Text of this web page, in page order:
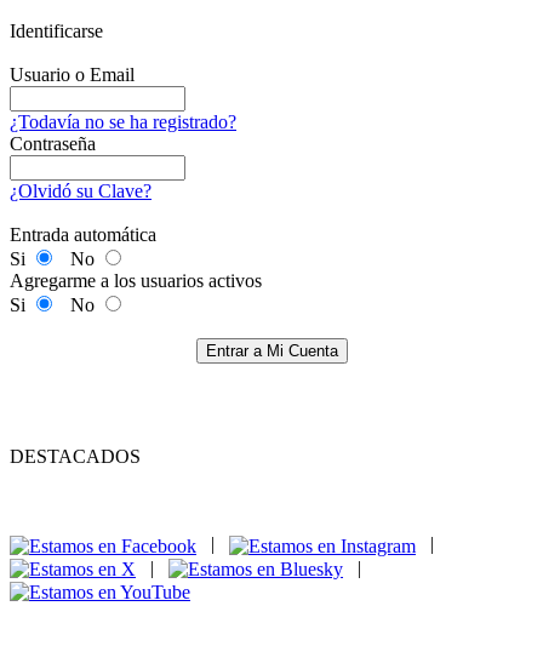
Identificarse
Usuario o Email
¿Todavía no se ha registrado?
Contraseña
¿Olvidó su Clave?
Entrada automática
Si
No
Agregarme a los usuarios activos
Si
No
Entrar a Mi Cuenta
DESTACADOS
|
|
|
|